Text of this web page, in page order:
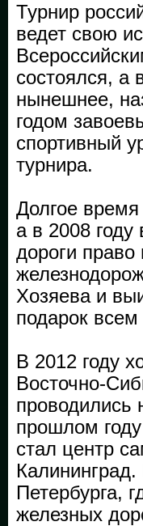
Турнир
ведет свою
состоялся, а
нынешнее,
годом
спортивный
турнира.
Долгое
а в 2008
дороги
Хозяева и
подарок
В 2012 году
Восточно-
прошлом
стал центр
Петербурга,
железных